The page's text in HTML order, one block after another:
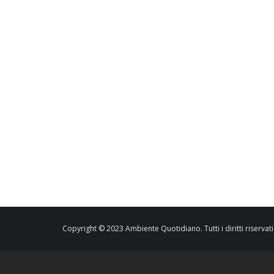
Copyright © 2023 Ambiente Quotidiano. Tutti i diritti riservati.